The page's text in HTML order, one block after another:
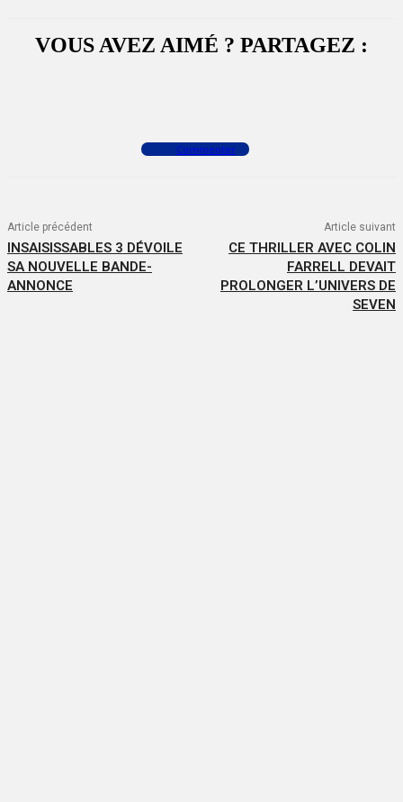
VOUS AVEZ AIMÉ ? PARTAGEZ :
Commenter
Article précédent
INSAISISSABLES 3 DÉVOILE
SA NOUVELLE BANDE-
ANNONCE
Article suivant
CE THRILLER AVEC COLIN
FARRELL DEVAIT
PROLONGER L’UNIVERS DE
SEVEN